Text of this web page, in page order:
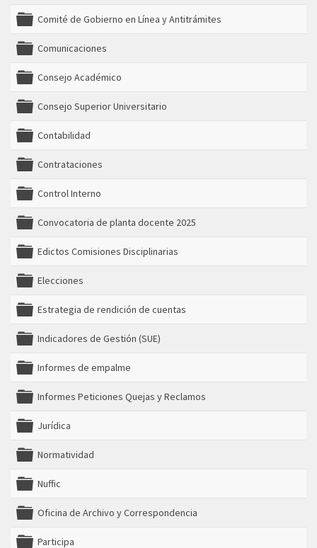
Comité de Gobierno en Línea y Antitrámites
Comunicaciones
Consejo Académico
Consejo Superior Universitario
Contabilidad
Contrataciones
Control Interno
Convocatoria de planta docente 2025
Edictos Comisiones Disciplinarias
Elecciones
Estrategia de rendición de cuentas
Indicadores de Gestión (SUE)
Informes de empalme
Informes Peticiones Quejas y Reclamos
Jurídica
Normatividad
Nuffic
Oficina de Archivo y Correspondencia
Participa